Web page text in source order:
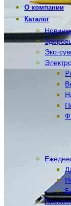
О компании
Каталог
Эко-